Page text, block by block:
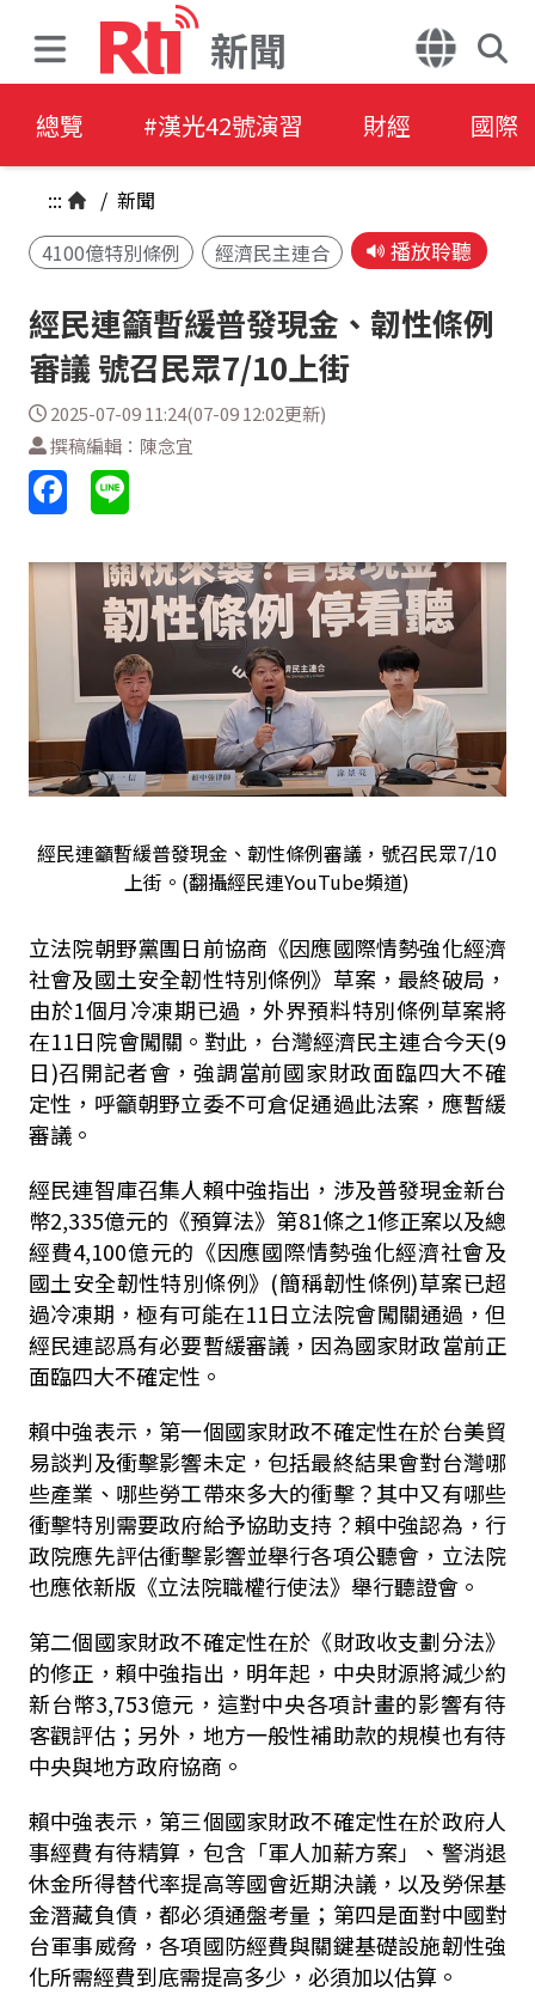
新聞
總覽 #漢光42號演習 財經 國際
::: / 新聞
4100億特別條例
經濟民主連合 播放聆聽
經民連籲暫緩普發現金、韌性條例
審議 號召民眾7/10上街
2025-07-09 11:24(07-09 12:02更新)
撰稿編輯：陳念宜
經民連籲暫緩普發現金、韌性條例審議，號召民眾7/10
上街。(翻攝經民連YouTube頻道)
立法院朝野黨團日前協商《因應國際情勢強化經濟
社會及國土安全韌性特別條例》草案，最終破局，
由於1個月冷凍期已過，外界預料特別條例草案將
在11日院會闖關。對此，台灣經濟民主連合今天(9
日)召開記者會，強調當前國家財政面臨四大不確
定性，呼籲朝野立委不可倉促通過此法案，應暫緩
審議。
經民連智庫召集人賴中強指出，涉及普發現金新台
幣2,335億元的《預算法》第81條之1修正案以及總
經費4,100億元的《因應國際情勢強化經濟社會及
國土安全韌性特別條例》(簡稱韌性條例)草案已超
過冷凍期，極有可能在11日立法院會闖關通過，但
經民連認爲有必要暫緩審議，因為國家財政當前正
面臨四大不確定性。
賴中強表示，第一個國家財政不確定性在於台美貿
易談判及衝擊影響未定，包括最終結果會對台灣哪
些產業、哪些勞工帶來多大的衝擊？其中又有哪些
衝擊特別需要政府給予協助支持？賴中強認為，行
政院應先評估衝擊影響並舉行各項公聽會，立法院
也應依新版《立法院職權行使法》舉行聽證會。
第二個國家財政不確定性在於《財政收支劃分法》
的修正，賴中強指出，明年起，中央財源將減少約
新台幣3,753億元，這對中央各項計畫的影響有待
客觀評估；另外，地方一般性補助款的規模也有待
中央與地方政府協商。
賴中強表示，第三個國家財政不確定性在於政府人
事經費有待精算，包含「軍人加薪方案」、警消退
休金所得替代率提高等國會近期決議，以及勞保基
金潛藏負債，都必須通盤考量；第四是面對中國對
台軍事威脅，各項國防經費與關鍵基礎設施韌性強
化所需經費到底需提高多少，必須加以估算。